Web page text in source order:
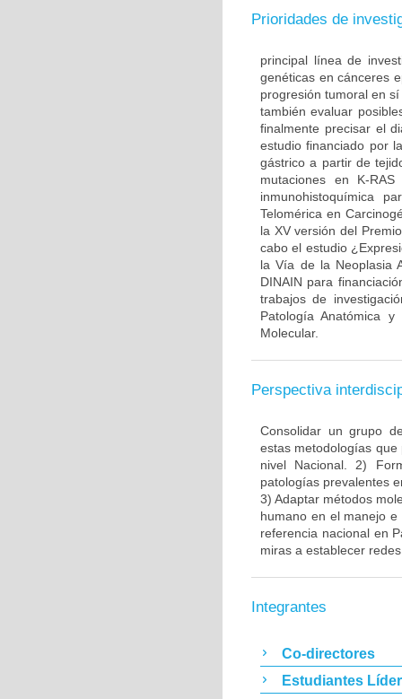
Prioridades de
principal línea de
genéticas en cánceres
progresión tumoral en
también evaluar
finalmente precisar el
estudio financiado por
gástrico a partir de
mutaciones en K-
inmunohistoquímica
Telomérica en
la XV versión del
cabo el estudio
la Vía de la Neoplasia
DINAIN para
trabajos de
Patología Anatómica
Molecular.
Perspectiva
Consolidar un grupo
estas metodologías
nivel Nacional. 2)
patologías prevalentes
3) Adaptar métodos
humano en el manejo
referencia nacional en
miras a establecer
Integrantes
Co-directores
Estudiantes